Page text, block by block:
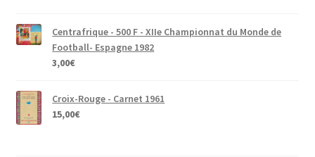
Centrafrique - 500 F - XIIe Championnat du Monde de
Football- Espagne 1982
3,00€
Croix-Rouge - Carnet 1961
15,00€